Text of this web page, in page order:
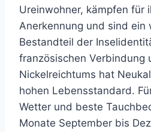
Ureinwohner, kämpfen für
Anerkennung und sind ein
Bestandteil der
französischen Verbindung
Nickelreichtums hat
hohen Lebensstandard.
Wetter und beste
Monate September bis